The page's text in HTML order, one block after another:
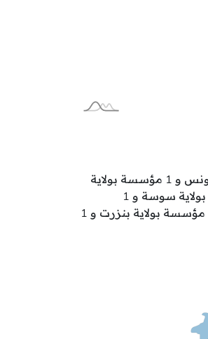
تتوزع مراكز مندمجة للشباب و الطفولة على الولايات كالآتي: 4 مؤسسة بولاية بن عروس و 2 مؤسسة بولاية الكاف و 2 مؤسسة بولاية تونس و 1 مؤسسة بولاية
باجة و 1 مؤسسة بولاية القيروان و 1 مؤسسة بولاية جندوبة و 1 مؤسسة بولاية القصرين و 1 مؤسسة بولاية سيدي بوزيد و 1 مؤسسة بولاية سوسة و 1
مؤسسة بولاية مدنين و 1 مؤسسة بولاية المنستير و 1 مؤسسة بولاية منوبة و 1 مؤسسة بولاية قفصة و 1 مؤسسة بولاية المهدية و 1 مؤسسة بولاية بنزرت و 1